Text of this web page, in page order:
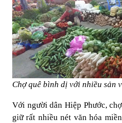
Chợ quê bình dị với nhiều sản
Với người dân Hiệp Phước,
giữ rất nhiều nét văn hóa